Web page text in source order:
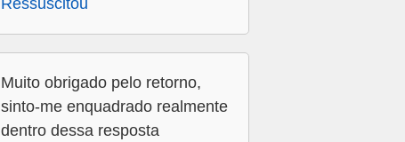
Ressuscitou
Muito obrigado pelo retorno,
sinto-me enquadrado realmente
dentro dessa resposta